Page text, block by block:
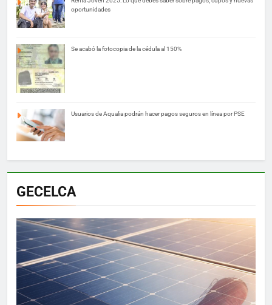
oportunidades
Se acabó la fotocopia de la cédula al 150%
Usuarios de Aqualia podrán hacer pagos seguros en línea por PSE
GECELCA